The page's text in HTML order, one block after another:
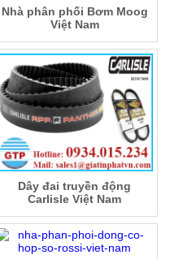
Nhà phân phối Bơm Moog
Việt Nam
Dây đai truyền động
Carlisle Việt Nam